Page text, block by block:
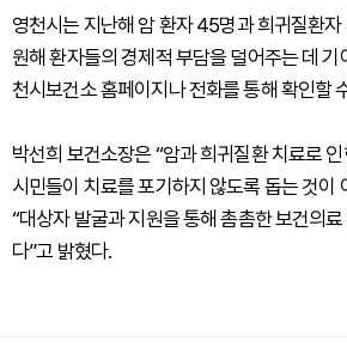
영천시는 지난해 암 환자 45명과 희귀질환자
원해 환자들의 경제적 부담을 덜어주는 데 기
천시보건소 홈페이지나 전화를 통해 확인할
박선희 보건소장은 “암과 희귀질환 치료로
시민들이 치료를 포기하지 않도록 돕는 것이
“대상자 발굴과 지원을 통해 촘촘한 보건의
다”고 밝혔다.